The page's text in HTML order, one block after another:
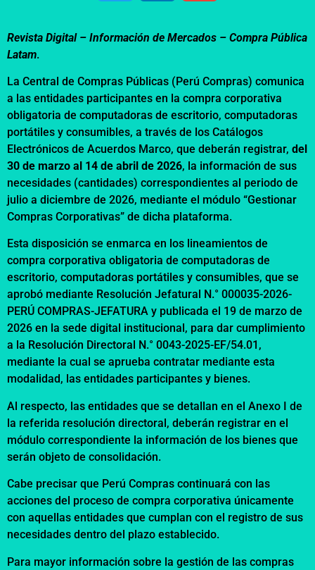
Revista Digital – Información de Mercados – Compra Pública
Latam.
La Central de Compras Públicas (Perú Compras) comunica
a las entidades participantes en la compra corporativa
obligatoria de computadoras de escritorio, computadoras
portátiles y consumibles, a través de los Catálogos
Electrónicos de Acuerdos Marco, que deberán registrar, del
30 de marzo al 14 de abril de 2026, la información de sus
necesidades (cantidades) correspondientes al periodo de
julio a diciembre de 2026, mediante el módulo “Gestionar
Compras Corporativas” de dicha plataforma.
Esta disposición se enmarca en los lineamientos de
compra corporativa obligatoria de computadoras de
escritorio, computadoras portátiles y consumibles, que se
aprobó mediante Resolución Jefatural N.° 000035-2026-
PERÚ COMPRAS-JEFATURA y publicada el 19 de marzo de
2026 en la sede digital institucional, para dar cumplimiento
a la Resolución Directoral N.° 0043-2025-EF/54.01,
mediante la cual se aprueba contratar mediante esta
modalidad, las entidades participantes y bienes.
Al respecto, las entidades que se detallan en el Anexo I de
la referida resolución directoral, deberán registrar en el
módulo correspondiente la información de los bienes que
serán objeto de consolidación.
Cabe precisar que Perú Compras continuará con las
acciones del proceso de compra corporativa únicamente
con aquellas entidades que cumplan con el registro de sus
necesidades dentro del plazo establecido.
Para mayor información sobre la gestión de las compras